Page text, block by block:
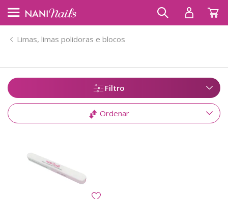
Limas, limas polidoras e blocos
Filtro
Ordenar